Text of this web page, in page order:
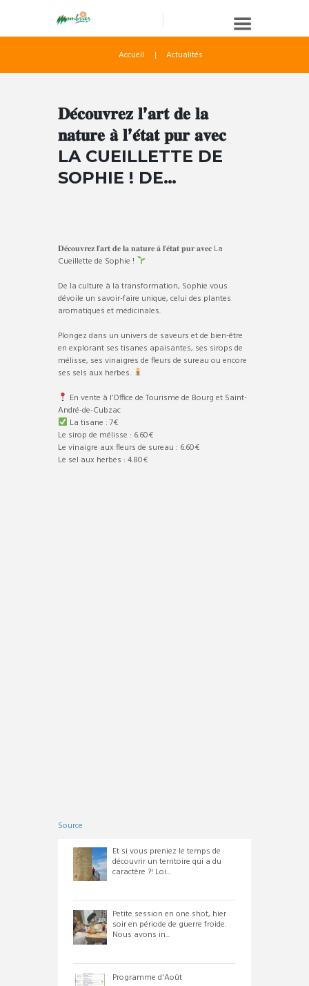
Accueil Actualités
𝐃𝐞́𝐜𝐨𝐮𝐯𝐫𝐞𝐳 𝐥’𝐚𝐫𝐭 𝐝𝐞 𝐥𝐚
𝐧𝐚𝐭𝐮𝐫𝐞 𝐚̀ 𝐥’𝐞́𝐭𝐚𝐭 𝐩𝐮𝐫 𝐚𝐯𝐞𝐜
LA CUEILLETTE DE
SOPHIE ! DE…
𝐃𝐞́𝐜𝐨𝐮𝐯𝐫𝐞𝐳 𝐥’𝐚𝐫𝐭 𝐝𝐞 𝐥𝐚 𝐧𝐚𝐭𝐮𝐫𝐞 𝐚̀ 𝐥’𝐞́𝐭𝐚𝐭 𝐩𝐮𝐫 𝐚𝐯𝐞𝐜 La
Cueillette de Sophie !
De la culture à la transformation, Sophie vous
dévoile un savoir-faire unique, celui des plantes
aromatiques et médicinales.
Plongez dans un univers de saveurs et de bien-être
en explorant ses tisanes apaisantes, ses sirops de
mélisse, ses vinaigres de fleurs de sureau ou encore
ses sels aux herbes.
En vente à l’Office de Tourisme de Bourg et Saint-
André-de-Cubzac
La tisane : 7€
Le sirop de mélisse : 6.60€
Le vinaigre aux fleurs de sureau : 6.60€
Le sel aux herbes : 4.80€
Source
Et si vous preniez le temps de
découvrir un territoire qui a du
caractère ?! Loi...
Petite session en one shot, hier
soir en période de guerre froide.
Nous avons in...
Programme d'Août